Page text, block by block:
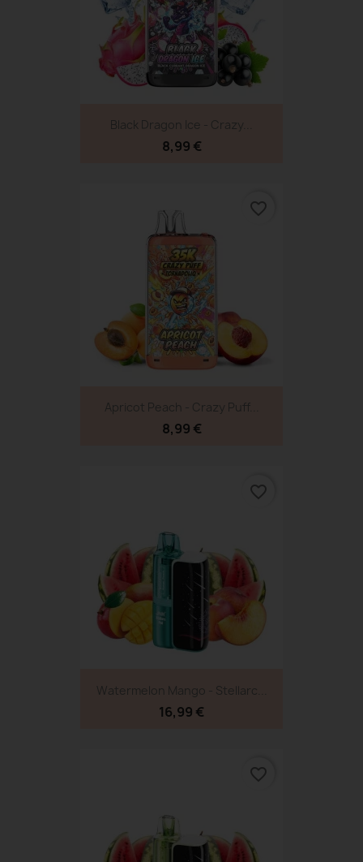
Black Dragon Ice - Crazy...
8,99 €
Apricot Peach - Crazy Puff...
8,99 €
favorite_border
Watermelon Mango - Stellarc...
16,99 €
favorite_border
favorite_border